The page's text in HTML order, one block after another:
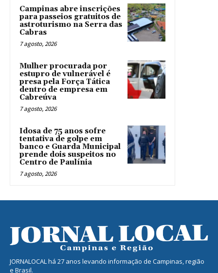
Campinas abre inscrições
para passeios gratuitos de
astroturismo na Serra das
Cabras
7 agosto, 2026
Mulher procurada por
estupro de vulnerável é
presa pela Força Tática
dentro de empresa em
Cabreúva
7 agosto, 2026
Idosa de 75 anos sofre
tentativa de golpe em
banco e Guarda Municipal
prende dois suspeitos no
Centro de Paulínia
7 agosto, 2026
JORNALOCAL há 27 anos levando informação de Campinas, região
e Brasil.